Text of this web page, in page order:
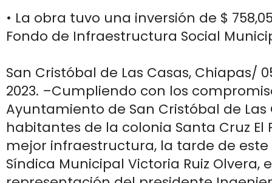
• La obra tuvo una inversión de $
Fondo de Infraestructura Social
San Cristóbal de Las Casas, Chiapas/
2023. –Cumpliendo con los
Ayuntamiento de San Cristóbal de Las
habitantes de la colonia Santa Cruz El
mejor infraestructura, la tarde de
Síndica Municipal Victoria Ruiz Olvera,